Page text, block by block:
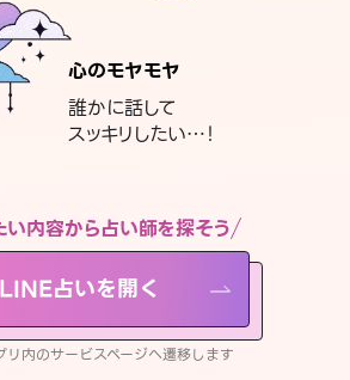
心のモヤモヤ
誰かに話して
スッキリしたい…！
い内容から占い師を探そう
LINE占いを開く
内のサービスページへ遷移します